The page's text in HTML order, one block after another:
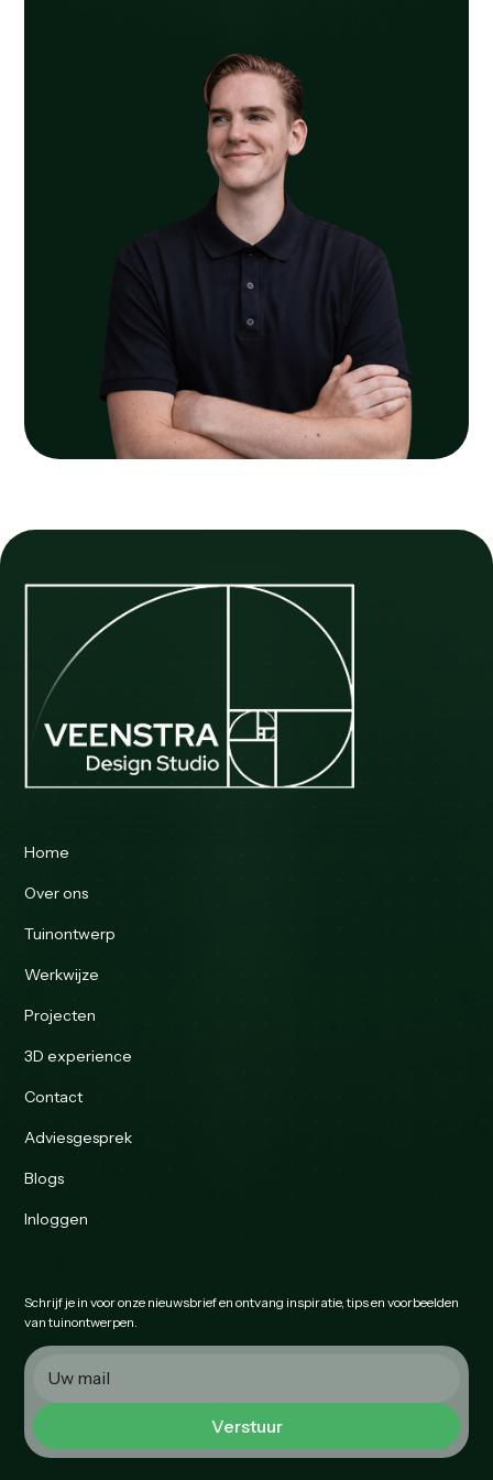
zorgen voor structuur en een groene omlijsting.
Tegelijk blijven de lijnen van het ontwerp strak en
modern. Zo ontstaat in Bemmel een buitenruimte die
praktisch is ingericht, goed aansluit op de woning en
geschikt is voor ontspanning, koken en dagelijks
Home
Over ons
Tuinontwerp
Werkwijze
Projecten
3D experience
Contact
Adviesgesprek
Blogs
Inloggen
Schrijf je in voor onze nieuwsbrief en ontvang inspiratie, tips en voorbeelden
van tuinontwerpen.